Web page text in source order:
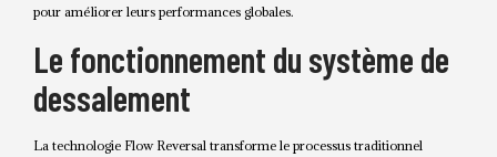
pour améliorer leurs performances globales.
Le fonctionnement du système de
dessalement
La technologie Flow Reversal transforme le processus traditionnel